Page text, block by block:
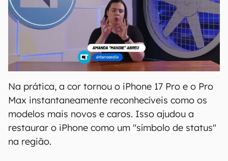
Na prática, a cor tornou o iPhone 17 Pro e o Pro
Max instantaneamente reconhecíveis como os
modelos mais novos e caros. Isso ajudou a
restaurar o iPhone como um "símbolo de status"
na região.